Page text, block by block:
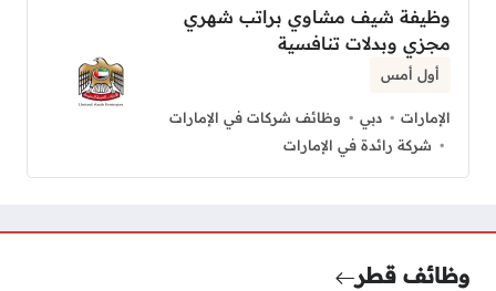
وظيفة شيف مشاوي براتب شهري
مجزي وبدلات تنافسية
أول أمس
الإمارات دبي
وظائف شركات في الإمارات
شركة رائدة في الإمارات
وظائف قطر